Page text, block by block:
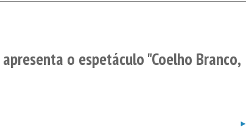
o espetáculo "Coelho Branco,
►